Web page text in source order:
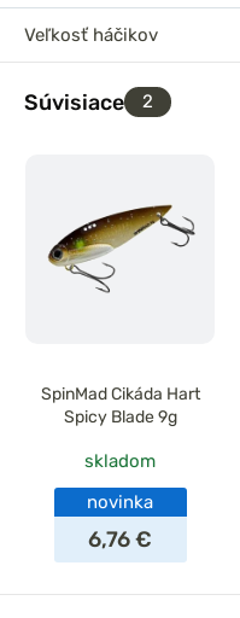
Veľkosť háčikov
Súvisiace 2
SpinMad Cikáda Hart
Spicy Blade 9g
skladom
novinka
6,76 €